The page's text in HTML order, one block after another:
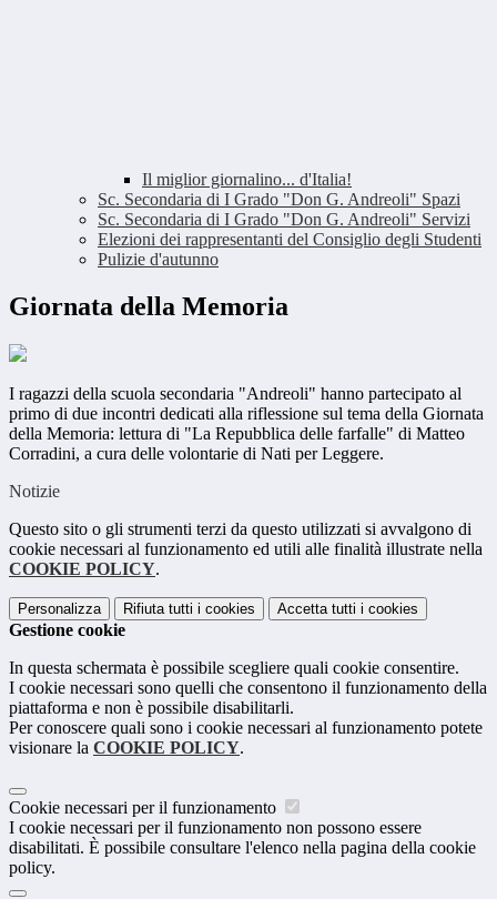
Il miglior giornalino... d'Italia!
Sc. Secondaria di I Grado "Don G. Andreoli" Spazi
Sc. Secondaria di I Grado "Don G. Andreoli" Servizi
Elezioni dei rappresentanti del Consiglio degli Studenti
Pulizie d'autunno
Giornata della Memoria
I ragazzi della scuola secondaria "Andreoli" hanno partecipato al
primo di due incontri dedicati alla riflessione sul tema della Giornata
della Memoria: lettura di "La Repubblica delle farfalle" di Matteo
Corradini, a cura delle volontarie di Nati per Leggere.
Notizie
Questo sito o gli strumenti terzi da questo utilizzati si avvalgono di
cookie necessari al funzionamento ed utili alle finalità illustrate nella
COOKIE POLICY.
Personalizza Rifiuta tutti i cookies Accetta tutti i cookies
Gestione cookie
In questa schermata è possibile scegliere quali cookie consentire.
I cookie necessari sono quelli che consentono il funzionamento della
piattaforma e non è possibile disabilitarli.
Per conoscere quali sono i cookie necessari al funzionamento potete
visionare la COOKIE POLICY.
Cookie necessari per il funzionamento
I cookie necessari per il funzionamento non possono essere
disabilitati. È possibile consultare l'elenco nella pagina della cookie
policy.